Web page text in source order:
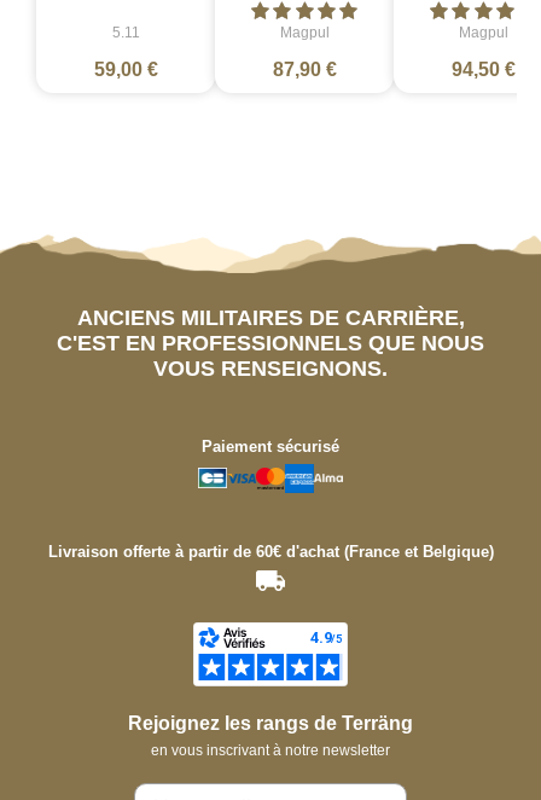
5.11
59,00 €
Magpul
87,90 €
Magpul
94,50 €
ANCIENS MILITAIRES DE CARRIÈRE,
C'EST EN PROFESSIONNELS QUE NOUS
VOUS RENSEIGNONS.
Paiement sécurisé
Livraison offerte à partir de 60€ d'achat (France et Belgique)
Rejoignez les rangs de Terräng
en vous inscrivant à notre newsletter